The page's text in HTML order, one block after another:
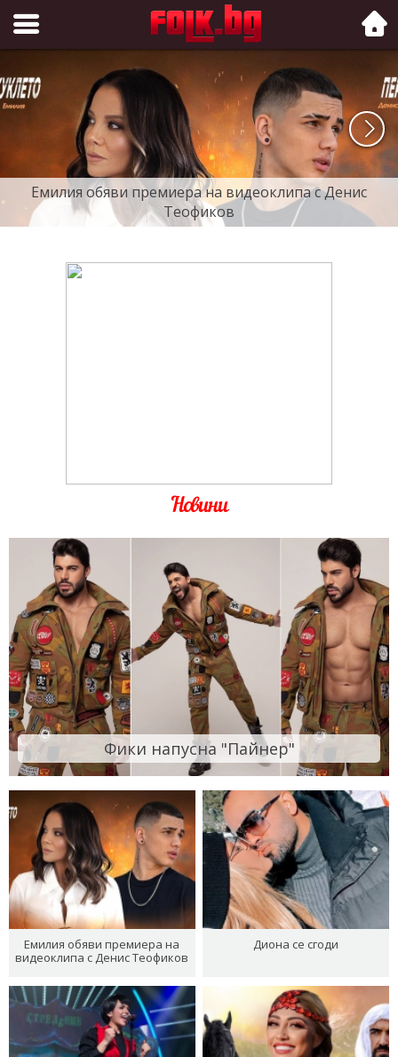
Folk.bg
Емилия обяви премиера на видеоклипа с Денис
Теофиков
Новини
Фики напусна "Пайнер"
Емилия обяви премиера на
видеоклипа с Денис Теофиков
Диона се сгоди